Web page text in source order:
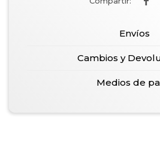
Envíos
Cambios y
Medios de